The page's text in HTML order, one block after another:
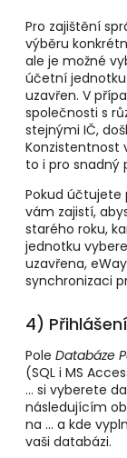
Pro zajištění
výběru
ale je možné
účetní
uzavřen. V
společnosti s
stejnými IČ,
Konzistentnost
to i pro snadný
Pokud účtujete
vám zajistí,
starého roku,
jednotku
uzavřena,
synchronizaci
4)
Pole Databáze
(SQL i MS
... si vyberete
následujícím
na ... a kde
vaši databázi.